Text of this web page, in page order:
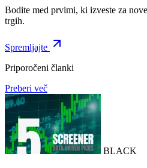
Bodite med prvimi, ki izveste za
trgih.
Spremljajte
Priporočeni članki
Preberi več
BLACK